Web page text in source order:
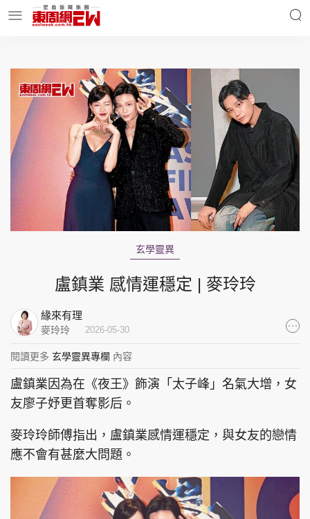
明星名人 時事財經
東周Ladies 優享生活
東周食玩通 會員活動
集團旗下品牌
東周刊
玄學靈異
盧鎮業 感情運穩定 | 麥玲玲
緣來有理
麥玲玲 2026-05-30
閱讀更多 玄學靈異專欄 內容
盧鎮業因為在《夜王》飾演「太子峰」名氣大增，女
友廖子妤更首奪影后。
麥玲玲師傅指出，盧鎮業感情運穩定，與女友的戀情
應不會有甚麼大問題。